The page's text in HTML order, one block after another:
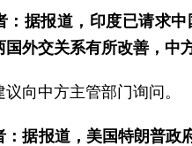
：据报道，印度已请求
国外交关系有所改善，中
向中方主管部门询问。
：据报道，美国特朗普政